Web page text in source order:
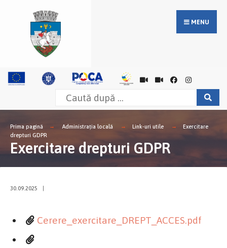
MENU
Prima pagină Administrația locală Link-uri utile
Exercitare
drepturi GDPR
Exercitare drepturi GDPR
30.09.2025
Cerere_exercitare_DREPT_ACCES.pdf